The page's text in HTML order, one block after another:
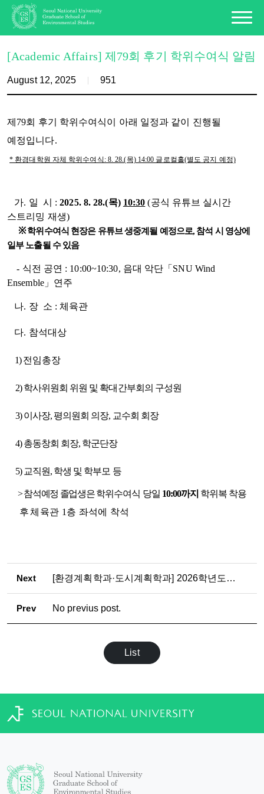
[Academic Affairs] 제79회 후기 학위수여식 알림
August 12, 2025 951
제79회 후기 학위수여식이 아래 일정과 같이 진행될
예정입니다.
* 환경대학원 자체 학위수여식: 8. 28.(목) 14:00 글로컬홀(별도 공지 예정)
가. 일 시 :2025. 8. 28.(목) 10:30 (공식 유튜브 실시간
스트리밍 재생)
※학위수여식 현장은 유튜브 생중계될 예정으로, 참석 시 영상에
일부 노출될 수 있음
- 식전 공연 : 10:00~10:30, 음대 악단「SNU Wind
Ensemble」연주
나. 장 소 : 체육관
다. 참석대상
1)전임총장
2) 학사위원회 위원 및 확대간부회의 구성원
3) 이사장, 평의원회 의장, 교수회 회장
4) 총동창회 회장, 학군단장
5) 교직원, 학생 및 학부모 등
> 참석예정 졸업생은학위수여식 당일 10:00까지 학위복 착용
후 체육관 1층 좌석에 착석
Next [환경계획학과·도시계획학과] 2026학년도 2학기
Prev No previus post.
List